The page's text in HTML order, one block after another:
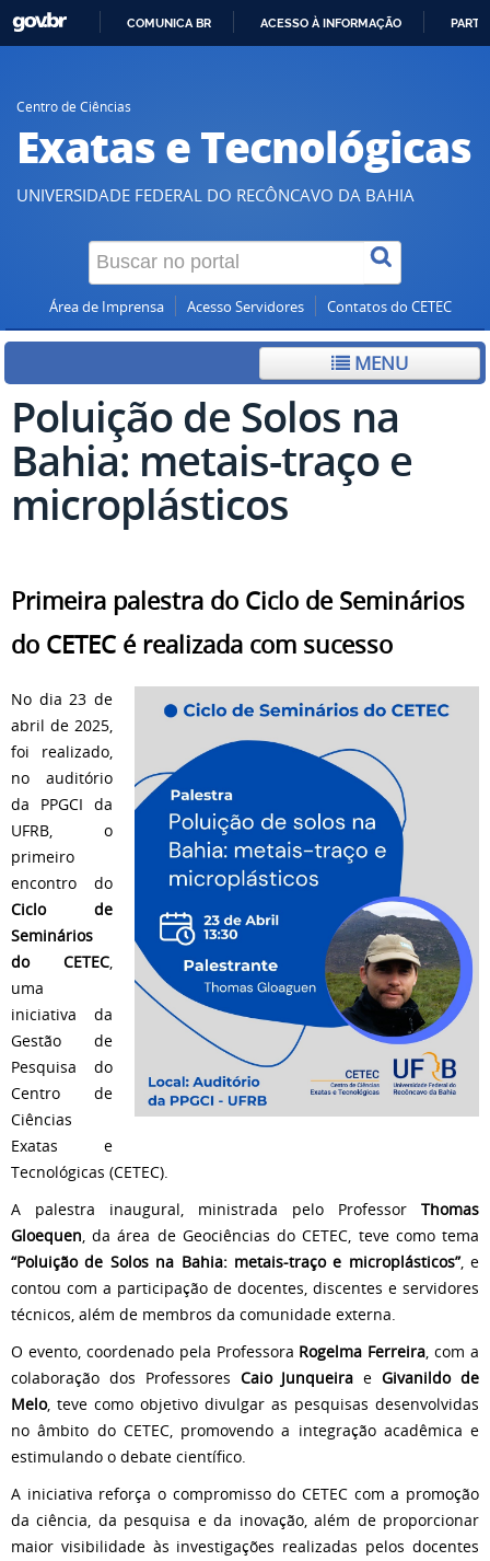
COMUNICA BR ACESSO À INFORMAÇÃO
Centro de Ciências
Exatas e Tecnológicas
UNIVERSIDADE FEDERAL DO RECÔNCAVO DA BAHIA
Área de Imprensa Acesso Servidores Contatos do CETEC
MENU
Poluição de Solos na
Bahia: metais-traço e
microplásticos
Primeira palestra do Ciclo de Seminários
do CETEC é realizada com sucesso
No dia 23 de
abril de 2025,
foi realizado,
no auditório
da PPGCI da
UFRB, o
primeiro
encontro do
Ciclo de
Seminários
do CETEC
uma
iniciativa da
Gestão de
Pesquisa do
Centro de
Ciências
Exatas e
Tecnológicas (CETEC).
A palestra inaugural, ministrada pelo Professor Thomas
Gloequen , da área de Geociências do CETEC, teve como tema
“Poluição de Solos na Bahia: metais-traço e microplásticos”, e
contou com a participação de docentes, discentes e servidores
técnicos, além de membros da comunidade externa.
O evento, coordenado pela Professora Rogelma Ferreira , com a
colaboração dos Professores Caio Junqueira eGivanildo de
Melo, teve como objetivo divulgar as pesquisas desenvolvidas
no âmbito do CETEC, promovendo a integração acadêmica e
estimulando o debate científico.
A iniciativa reforça o compromisso do CETEC com a promoção
da ciência, da pesquisa e da inovação, além de proporcionar
maior visibilidade às investigações realizadas pelos docentes